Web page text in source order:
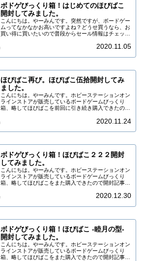
ボドゲびっくり箱！はじめてのほびばこ
開封してみました。
こんにちは。やーみんです。突然ですが、ボードゲー
ムってなかなかお高いですよね？どうせ買うなら、お
買い得に買いたいので普段からセール情報はチェック
かなり有名な「ほびばこ」を購入できたので開封記
2020.11.05
ほびばこ再び。ほびばこ伍拾開封してみ
ました。
こんにちは。やーみんです。ホビーステーションオン
ラインストアが販売しているボードゲームびっくり
箱、略してほびばこを前回に引き続き購入できたので
は50個限定販売の「ほびばこ五拾」でした。ピック
2020.11.24
ボドゲびっくり箱！ほびばこ２２２開封
してみました。
こんにちは。やーみんです。ホビーステーションオン
ラインストアが販売しているボードゲームびっくり
箱、略してほびばこをまた購入できたので開封記事を
ゲびっくり箱！はじめてのほびばこ開封してみまし
2020.12.30
ボドゲびっくり箱！ほびばこ -睦月の型-
開封してみました。
こんにちは。やーみんです。ホビーステーションオン
ラインストアが販売しているボードゲームびっくり
箱、略してほびばこをまた購入できたので開封記事を